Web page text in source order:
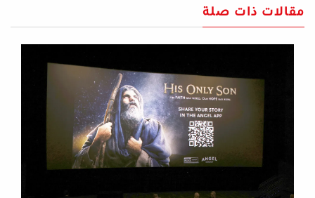
مقالات ذات صلة